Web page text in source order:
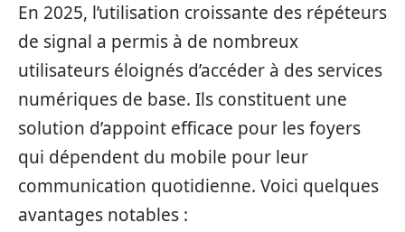
En 2025, l’utilisation croissante des répéteurs
de signal a permis à de nombreux
utilisateurs éloignés d’accéder à des services
numériques de base. Ils constituent une
solution d’appoint efficace pour les foyers
qui dépendent du mobile pour leur
communication quotidienne. Voici quelques
avantages notables :